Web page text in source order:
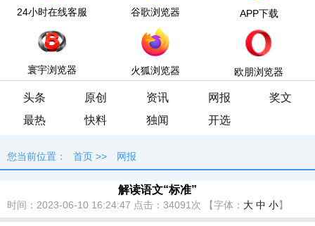
24小时在线客服 谷歌浏览器 APP下载
寰宇浏览器 火狐浏览器 欧朋浏览器
头条 原创 资讯 网报
奖文
最热
快料 独闻 开选
您当前位置： 首页 >> 网报
解读语文“标准”
时间：2023-06-10 16:24:47 点击： 34091次 【字体： 大 中 小】